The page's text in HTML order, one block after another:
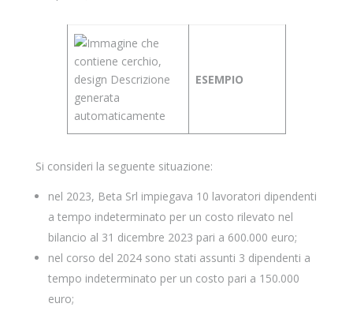
ESEMPIO
Si consideri la seguente situazione:
nel 2023, Beta Srl impiegava 10 lavoratori dipendenti
a tempo indeterminato per un costo rilevato nel
bilancio al 31 dicembre 2023 pari a 600.000 euro;
nel corso del 2024 sono stati assunti 3 dipendenti a
tempo indeterminato per un costo pari a 150.000
euro;